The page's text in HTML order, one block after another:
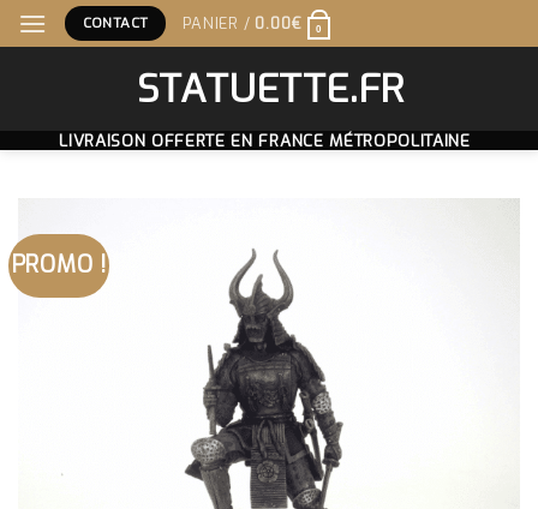
Skip
to
CONTACT PANIER / 0.00€ 0
STATUETTE.FR
LIVRAISON OFFERTE EN FRANCE MÉTROPOLITAINE
PROMO !